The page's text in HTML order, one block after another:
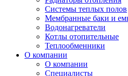
Системы теплых полов
Мембранные баки и
Водонагреватели
Котлы отопительные
Теплообменники
О компании
О компании
Специалисты